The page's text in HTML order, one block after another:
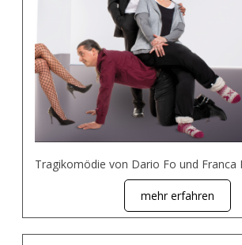
Tragikomödie von Dario Fo und Franca
mehr erfahren